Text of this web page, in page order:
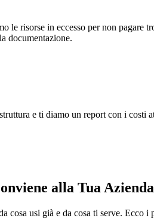
le risorse in eccesso per non
documentazione.
e ti diamo un report con i
alla Tua
cosa usi già e da cosa ti serve. Ecco